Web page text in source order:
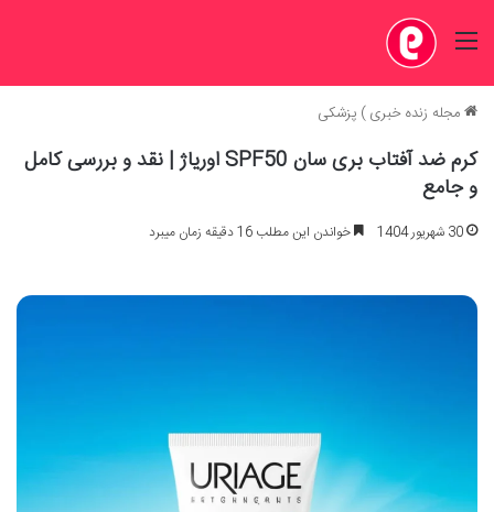
منو
مجله زنده خبری) پزشکی
کرم ضد آفتاب بری سان SPF50 اوریاژ | نقد و بررسی کامل
و جامع
30 شهریور 1404 خواندن این مطلب 16 دقیقه زمان میبرد